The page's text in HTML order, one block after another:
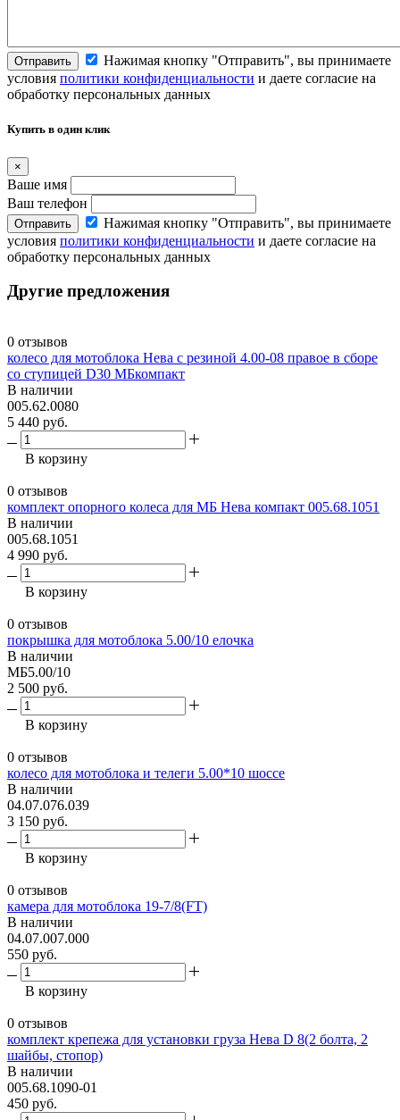
Отправить
Нажимая кнопку "Отправить", вы принимаете
условия политики конфиденциальности и даете согласие на
обработку персональных данных
Купить в один клик
×
Ваше имя
Ваш телефон
Отправить
Нажимая кнопку "Отправить", вы принимаете
условия политики конфиденциальности и даете согласие на
обработку персональных данных
Другие предложения
0 отзывов
колесо для мотоблока Нева с резиной 4.00-08 правое в сборе
со ступицей D30 МБкомпакт
В наличии
005.62.0080
5 440 руб.
В корзину
0 отзывов
комплект опорного колеса для МБ Нева компакт 005.68.1051
В наличии
005.68.1051
4 990 руб.
В корзину
0 отзывов
покрышка для мотоблока 5.00/10 елочка
В наличии
МБ5.00/10
2 500 руб.
В корзину
0 отзывов
колесо для мотоблока и телеги 5.00*10 шоссе
В наличии
04.07.076.039
3 150 руб.
В корзину
0 отзывов
камера для мотоблока 19-7/8(FT)
В наличии
04.07.007.000
550 руб.
В корзину
0 отзывов
комплект крепежа для установки груза Нева D 8(2 болта, 2
шайбы, стопор)
В наличии
005.68.1090-01
450 руб.